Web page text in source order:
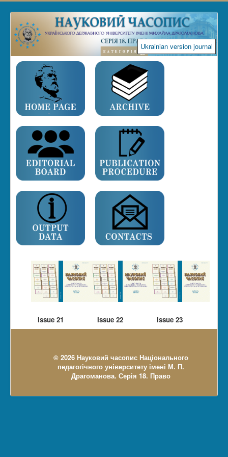
Ukrainian version journal
Issue 21 Issue 22 Issue 23
© 2026 Науковий часопис Національного
педагогічного університету імені М. П.
Драгоманова. Серія 18. Право